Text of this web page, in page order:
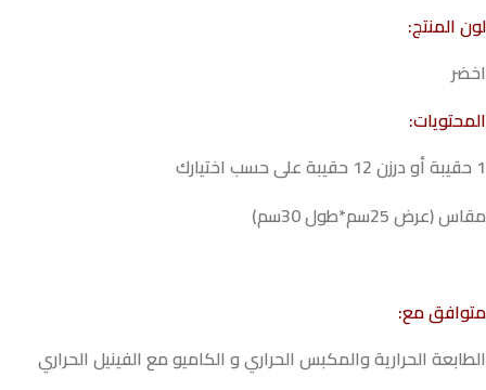
لون المنتج:
اخضر
المحتويات:
1 حقيبة أو درزن 12 حقيبة على حسب اختيارك
مقاس (عرض 25سم*طول 30سم)
متوافق مع:
الطابعة الحرارية والمكبس الحراري و الكاميو مع الفينيل الحراري